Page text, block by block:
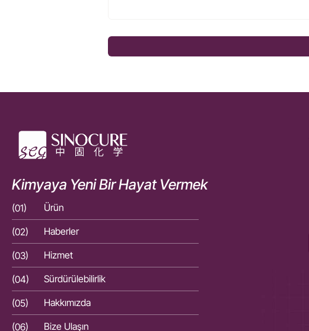
Kimyaya Yeni Bir Hayat Vermek
(01) Ürün
(02)
Haberler
(03)
Hizmet
(04)
Sürdürülebilirlik
(05)
Hakkımızda
(06)
Bize Ulaşın